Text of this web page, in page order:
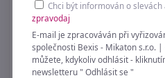
Chci být informován o
zpravodaj
E-mail je zpracováván při
společnosti Bexis - Mikaton s.r.o.
můžete, kdykoliv odhlásit -
newsletteru " Odhlásit se "